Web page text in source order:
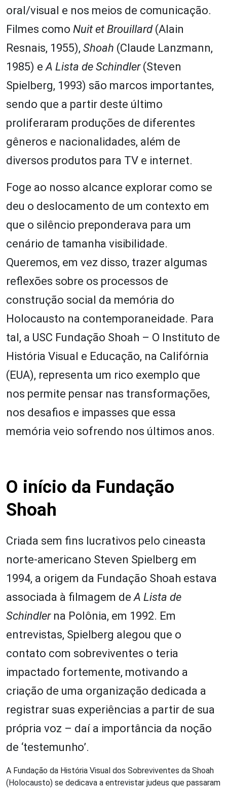
oral/visual e nos meios de comunicação.
Filmes como Nuit et Brouillard(Alain
Resnais, 1955), Shoah (Claude Lanzmann,
1985) eA Lista de Schindler(Steven
Spielberg, 1993) são marcos importantes,
sendo que a partir deste último
proliferaram produções de diferentes
gêneros e nacionalidades, além de
diversos produtos para TV e internet.
Foge ao nosso alcance explorar como se
deu o deslocamento de um contexto em
que o silêncio preponderava para um
cenário de tamanha visibilidade.
Queremos, em vez disso, trazer algumas
reflexões sobre os processos de
construção social da memória do
Holocausto na contemporaneidade. Para
tal, a USC Fundação Shoah – O Instituto de
História Visual e Educação, na Califórnia
(EUA), representa um rico exemplo que
nos permite pensar nas transformações,
nos desafios e impasses que essa
memória veio sofrendo nos últimos anos.
O início da Fundação
Shoah
Criada sem fins lucrativos pelo cineasta
norte-americano Steven Spielberg em
1994, a origem da Fundação Shoah estava
associada à filmagem deA Lista de
Schindlerna Polônia, em 1992. Em
entrevistas, Spielberg alegou que o
contato com sobreviventes o teria
impactado fortemente, motivando a
criação de uma organização dedicada a
registrar suas experiências a partir de sua
própria voz – daí a importância da noção
de ‘testemunho’.
A Fundação da História Visual dos Sobreviventes da Shoah
(Holocausto) se dedicava a entrevistar judeus que passaram